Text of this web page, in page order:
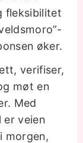
fleksibilitet
øker.
verifiser,
møt en
Med
veien
morgen,